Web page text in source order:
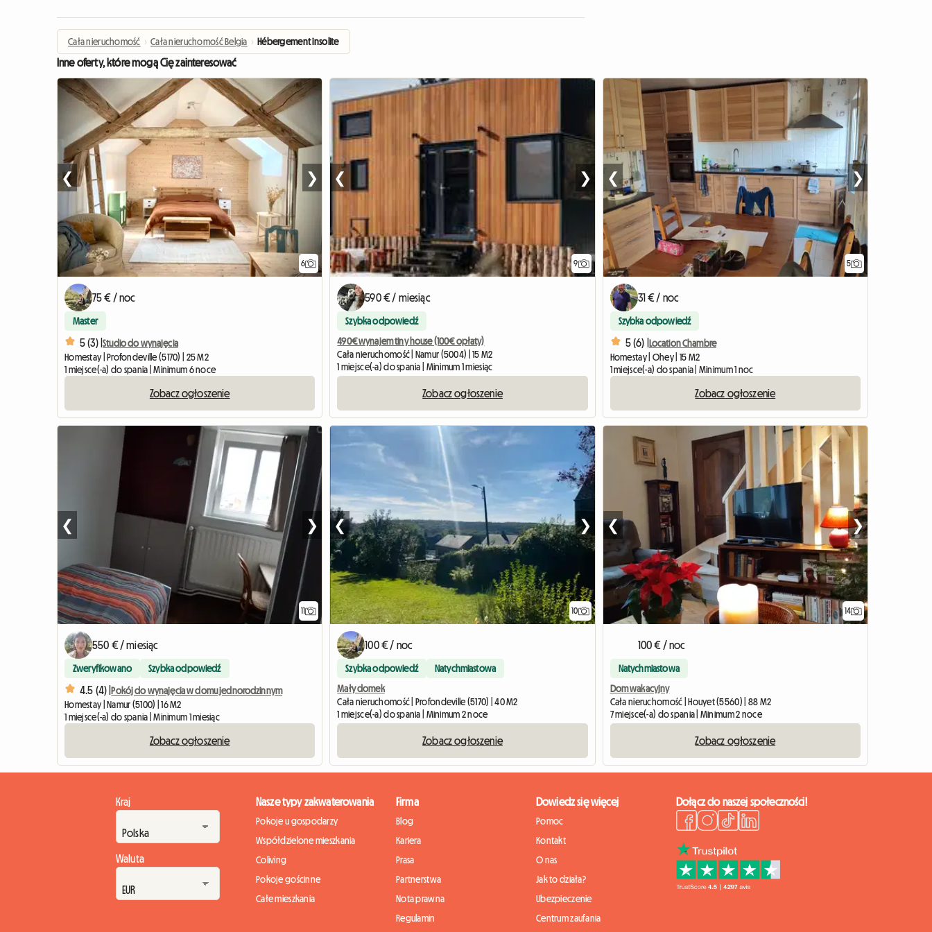
Cała nieruchomość › Cała nieruchomość Belgia › Hébergement insolite
Inne oferty, które mogą Cię zainteresować
6
❮ ❯
75 € / noc
Master
5 (3) |Studio do wynajęcia
Homestay | Profondeville (5170) | 25 M2
1 miejsce(-a) do spania | Minimum 6 noce
Zobacz ogłoszenie
9
❮ ❯
590 € / miesiąc
Szybka odpowiedź
490€ wynajem tiny house (100€ opłaty)
Cała nieruchomość | Namur (5004) | 15 M2
1 miejsce(-a) do spania | Minimum 1 miesiąc
Zobacz ogłoszenie
5
❮ ❯
31 € / noc
Szybka odpowiedź
5 (6) |
Location Chambre
Homestay | Ohey | 15 M2
1 miejsce(-a) do spania | Minimum 1 noc
Zobacz ogłoszenie
11
❮ ❯
550 € / miesiąc
Zweryfikowano Szybka odpowiedź
4.5 (4) |Pokój do wynajęcia w domu jednorodzinnym
Homestay | Namur (5100) | 16 M2
1 miejsce(-a) do spania | Minimum 1 miesiąc
Zobacz ogłoszenie
10
❮ ❯
100 € / noc
Szybka odpowiedź Natychmiastowa
Mały domek
Cała nieruchomość | Profondeville (5170) | 40 M2
1 miejsce(-a) do spania | Minimum 2 noce
Zobacz ogłoszenie
14
❮ ❯
100 € / noc
Natychmiastowa
Dom wakacyjny
Cała nieruchomość | Houyet (5560) | 88 M2
7 miejsce(-a) do spania | Minimum 2 noce
Zobacz ogłoszenie
Kraj
Waluta
Nasze typy zakwaterowania
Pokoje u gospodarzy
Współdzielone mieszkania
Coliving
Pokoje gościnne
Całe mieszkania
Firma
Blog
Kariera
Prasa
Partnerstwa
Nota prawna
Regulamin
Dowiedz się więcej
Pomoc
Kontakt
O nas
Jak to działa?
Ubezpieczenie
Centrum zaufania
Dołącz do naszej społeczności!